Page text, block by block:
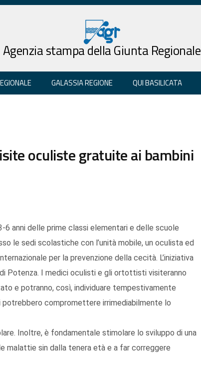
Agenzia stampa della Giunta Regionale
GALASSIA REGIONE QUI BASILICATA
oculiste gratuite ai bambini
6 anni delle prime classi elementari e delle scuole
le sedi scolastiche con l’unità mobile, un oculista ed
per la prevenzione della cecità. L’iniziativa
Potenza. I medici oculisti e gli ortottisti visiteranno
e potranno, così, individuare tempestivamente
compromettere irrimediabilmente lo
Inoltre, è fondamentale stimolare lo sviluppo di una
malattie sin dalla tenera età e a far correggere